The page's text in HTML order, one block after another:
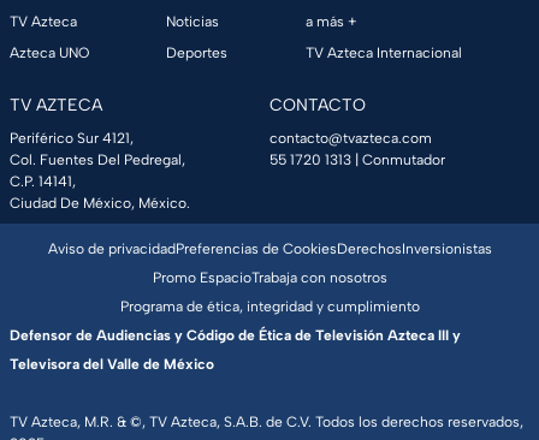
TV Azteca
Azteca UNO
Noticias
Deportes
a más +
TV Azteca Internacional
TV AZTECA
Periférico Sur 4121,
Col. Fuentes Del Pedregal,
C.P. 14141,
Ciudad De México, México.
CONTACTO
contacto@tvazteca.com
55 1720 1313 | Conmutador
TV Azteca, M.R. & ©, TV Azteca, S.A.B. de C.V. Todos los derechos reservados,
Aviso de privacidadPreferencias de CookiesDerechosInversionistas
Promo EspacioTrabaja con nosotros
Programa de ética, integridad y cumplimiento
Defensor de Audiencias y Código de Ética de Televisión Azteca III y
Televisora del Valle de México